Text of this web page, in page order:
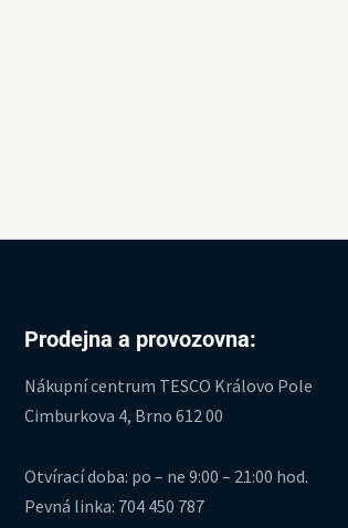
Prodejna a provozovna:
Nákupní centrum TESCO Královo Pole
Cimburkova 4, Brno 612 00
Otvírací doba: po – ne 9:00 – 21:00 hod.
Pevná linka: 704 450 787